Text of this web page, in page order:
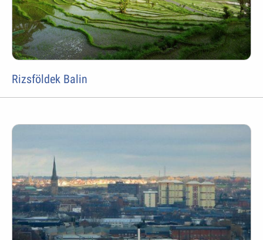
Rizsföldek Balin